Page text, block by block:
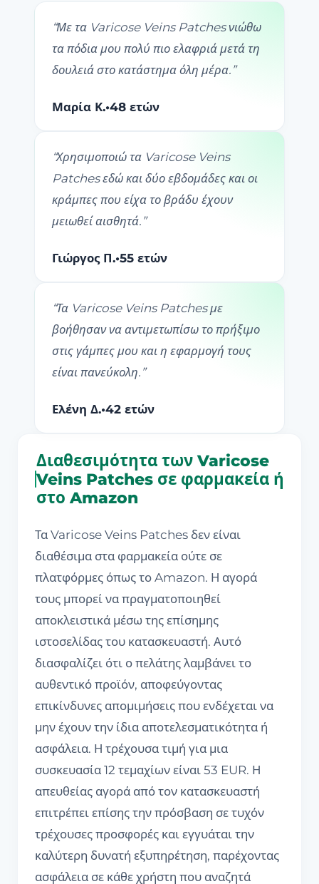
“Με τα Varicose Veins Patches νιώθω
τα πόδια μου πολύ πιο ελαφριά μετά τη
δουλειά στο κατάστημα όλη μέρα. ”
Μαρία Κ.•48 ετών
“Χρησιμοποιώ τα Varicose Veins
Patches εδώ και δύο εβδομάδες και οι
κράμπες που είχα το βράδυ έχουν
μειωθεί αισθητά. ”
Γιώργος Π.•55 ετών
“Τα Varicose Veins Patches με
βοήθησαν να αντιμετωπίσω το πρήξιμο
στις γάμπες μου και η εφαρμογή τους
είναι πανεύκολη. ”
Ελένη Δ.•42 ετών
Διαθεσιμότητα των Varicose
Veins Patches σε φαρμακεία ή
στο Amazon
Τα Varicose Veins Patches δεν είναι
διαθέσιμα στα φαρμακεία ούτε σε
πλατφόρμες όπως το Amazon. Η αγορά
τους μπορεί να πραγματοποιηθεί
αποκλειστικά μέσω της επίσημης
ιστοσελίδας του κατασκευαστή. Αυτό
διασφαλίζει ότι ο πελάτης λαμβάνει το
αυθεντικό προϊόν, αποφεύγοντας
επικίνδυνες απομιμήσεις που ενδέχεται να
μην έχουν την ίδια αποτελεσματικότητα ή
ασφάλεια. Η τρέχουσα τιμή για μια
συσκευασία 12 τεμαχίων είναι 53 EUR. Η
απευθείας αγορά από τον κατασκευαστή
επιτρέπει επίσης την πρόσβαση σε τυχόν
τρέχουσες προσφορές και εγγυάται την
καλύτερη δυνατή εξυπηρέτηση, παρέχοντας
ασφάλεια σε κάθε χρήστη που αναζητά